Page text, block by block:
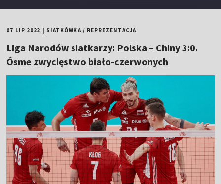
07 LIP 2022 SIATKÓWKA/ REPREZENTACJA
Liga Narodów siatkarzy: Polska – Chiny 3:0.
Ósme zwycięstwo biało-czerwonych